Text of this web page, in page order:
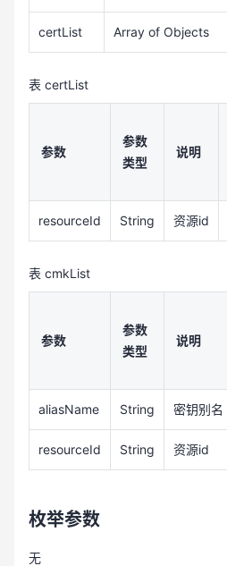
certList Array of Objects
表 certList
参数
参数
类型
说明
resourceId String 资源id
表 cmkList
参数
参数
类型
说明
aliasName String 密钥别名
resourceId String 资源id
枚举参数
无